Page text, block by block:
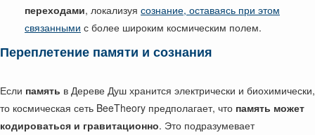
переходами, локализуя сознание, оставаясь при этом
связанными с более широким космическим полем.
Переплетение памяти и сознания
Если память в Дереве Душ хранится электрически и биохимически,
то космическая сеть BeeTheory предполагает, что память может
кодироваться и гравитационно. Это подразумевает